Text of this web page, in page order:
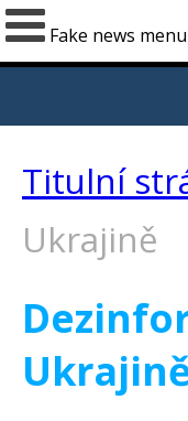
Fake news menu
Titulní
Ukrajině